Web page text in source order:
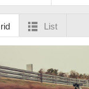
List